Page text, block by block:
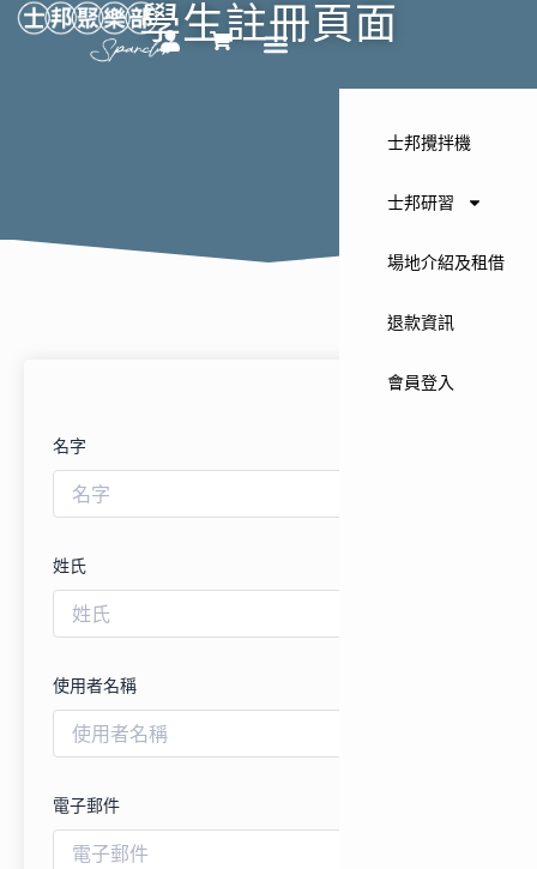
U
s
S
a
士邦攪拌機
士邦研習
場地介紹及租借
退款資訊
會員登入
學生註冊頁面
名字
姓氏
使用者名稱
電子郵件